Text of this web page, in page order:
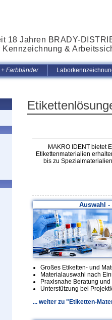
18 Jahren BRADY-
Kennzeichnung &
Farbbänder
MAKRO IDENT bietet
Etikettenmaterialien
bis zu
Auswahl
Großes Etiketten- und
Materialauswahl nach
Praxisnahe Beratung
Unterstützung bei
... weiter zu "Etiketten-